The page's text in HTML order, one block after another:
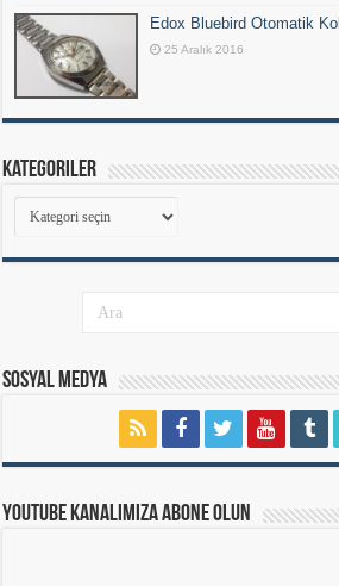
Edox Bluebird Otomatik
25 Aralık 2016
Kategoriler
Kategoriler
Sosyal Medya
Youtube Kanalımıza Abone Olun